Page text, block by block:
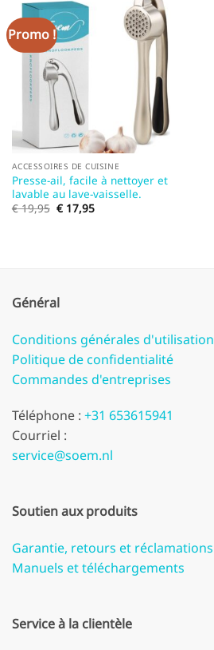
Promo !
ACCESSOIRES DE CUISINE
Presse-ail, facile à nettoyer et
lavable au lave-vaisselle.
€19,95 Le
prix
€17,95Le
prix
Général
Conditions générales d'utilisation
Politique de confidentialité
Commandes d'entreprises
Téléphone : +31 653615941
Courriel :
service@soem.nl
Soutien aux produits
Garantie, retours et réclamations
Manuels et téléchargements
Service à la clientèle